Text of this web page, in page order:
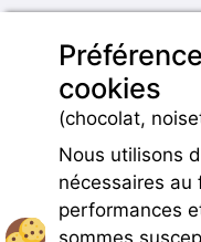
cookies
(chocolat,
Nous utilisons
nécessaires
performances
sommes